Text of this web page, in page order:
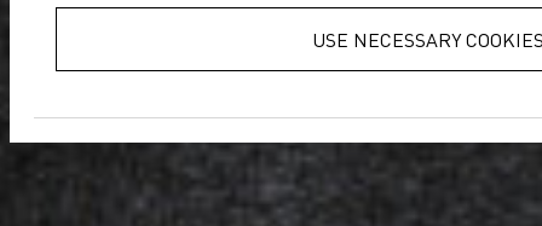
USE NECESSARY